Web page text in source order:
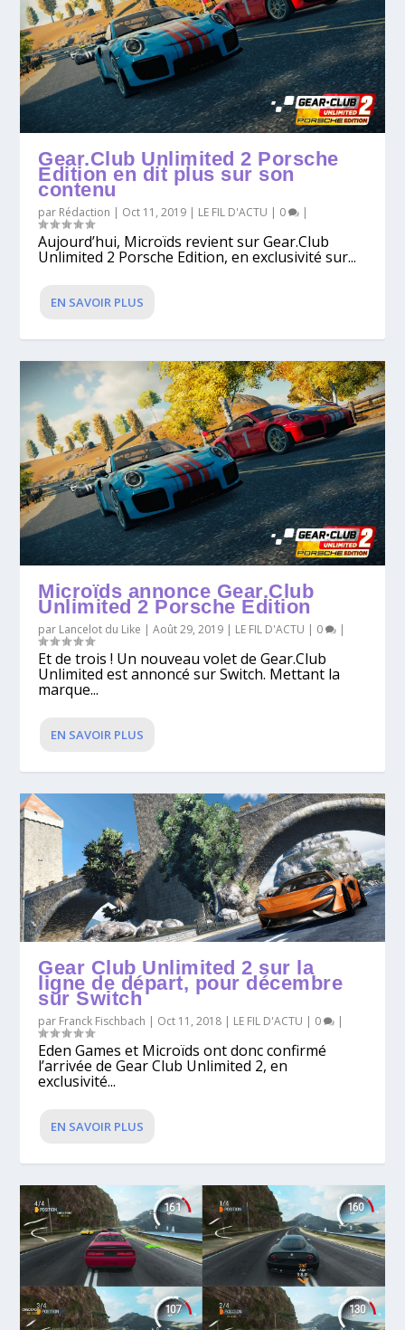
Gear.Club Unlimited 2 Porsche
Edition en dit plus sur son
contenu
par Rédaction | Oct 11, 2019 | LE FIL D'ACTU | 0 |
Aujourd’hui, Microïds revient sur Gear.Club
Unlimited 2 Porsche Edition, en exclusivité sur...
EN SAVOIR PLUS
Microïds annonce Gear.Club
Unlimited 2 Porsche Edition
par Lancelot du Like |Août 29, 2019 LE FIL D'ACTU 0
Et de trois ! Un nouveau volet de Gear.Club
Unlimited est annoncé sur Switch. Mettant la
marque...
EN SAVOIR PLUS
Gear Club Unlimited 2 sur la
ligne de départ, pour décembre
sur Switch
par Franck Fischbach | Oct 11, 2018 | LE FIL D'ACTU | 0 |
Eden Games et Microïds ont donc confirmé
l’arrivée de Gear Club Unlimited 2, en
exclusivité...
EN SAVOIR PLUS